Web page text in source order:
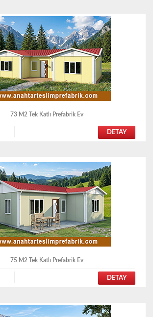
73 M2 Tek Katlı Prefabrik Ev
DETAY
75 M2 Tek Katlı Prefabrik Ev
DETAY